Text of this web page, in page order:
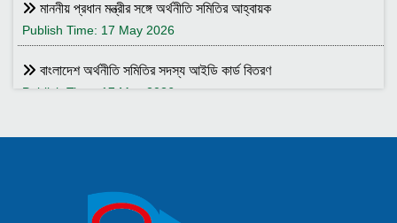
মাননীয় প্রধান মন্ত্রীর সঙ্গে অর্থনীতি সমিতির আহ্বায়ক
Publish Time: 17 May 2026
বাংলাদেশ অর্থনীতি সমিতির সদস্য আইডি কার্ড বিতরণ
Publish Time: 17 May 2026
Publish Time: 25 Jan 2026